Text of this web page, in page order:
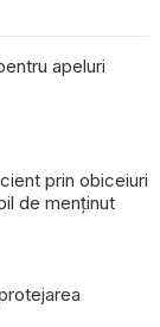
apeluri
prin obiceiuri
de menținut